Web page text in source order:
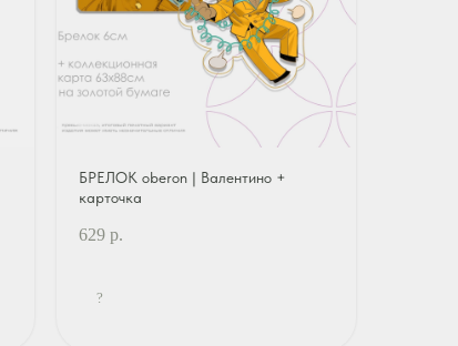
БРЕЛОК oberon | Валентино +
карточка
629 р.
?